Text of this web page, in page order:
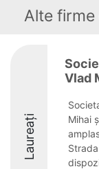
Alte firme
Laureați
Vlad
Mihai